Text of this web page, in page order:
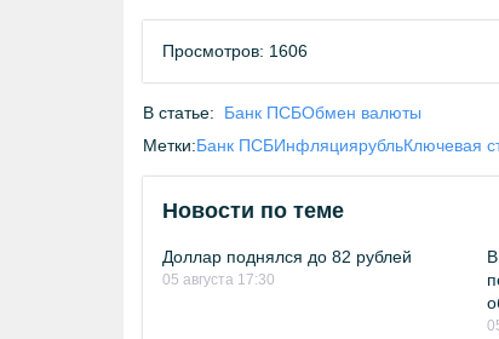
Просмотров: 1606
В статье: Банк ПСБОбмен валюты
Метки:Банк ПСБИнфляциярубльКлючевая
Новости по теме
Доллар поднялся до 82 рублей
05 августа 17:30